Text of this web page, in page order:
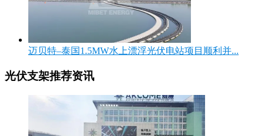
迈贝特–泰国1.5MW水上漂浮光伏电站项目顺利并...
光伏支架推荐资讯